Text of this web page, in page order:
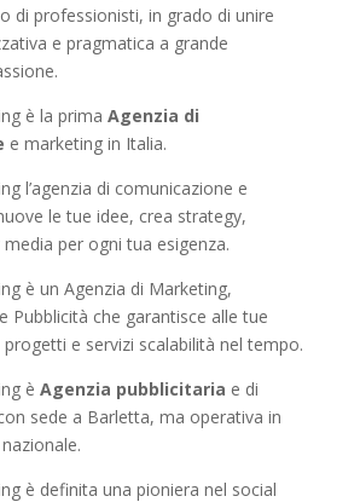
di professionisti, in grado di unire
e pragmatica a grande
è la prima Agenzia di
e marketing in Italia.
l’agenzia di comunicazione e
le tue idee, crea strategy,
per ogni tua esigenza.
è un Agenzia di Marketing,
Pubblicità che garantisce alle tue
e servizi scalabilità nel tempo.
è Agenzia pubblicitaria e di
sede a Barletta, ma operativa in
è definita una pioniera nel social